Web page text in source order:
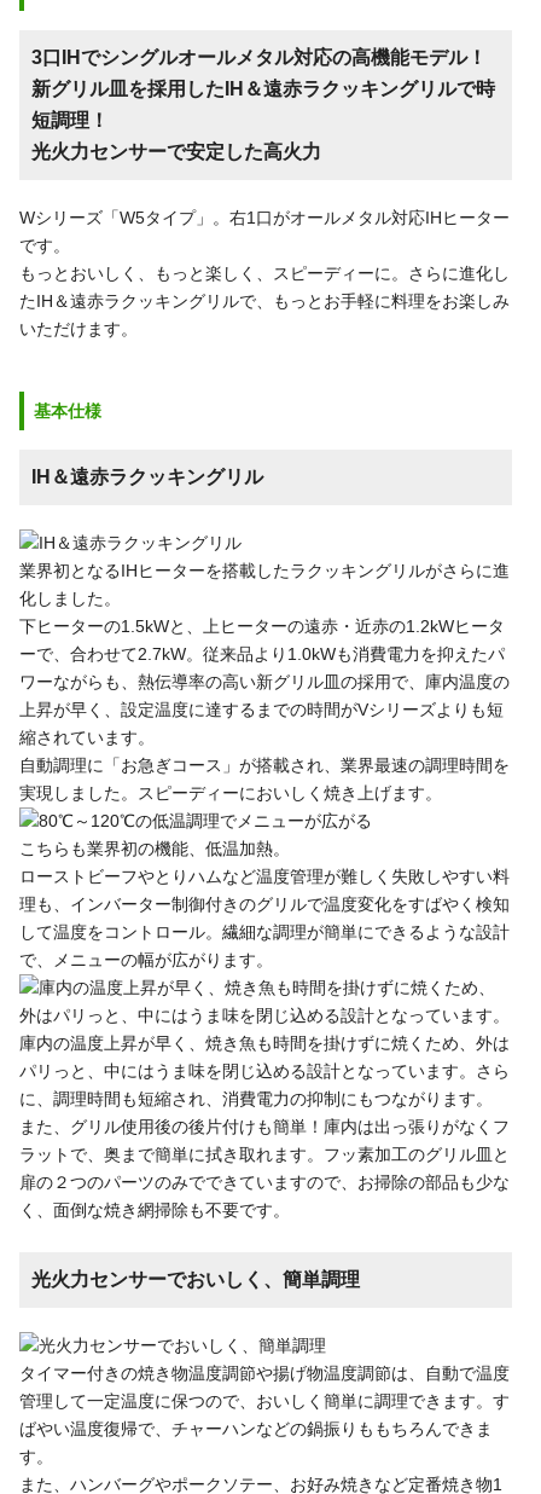
3口IHでシングルオールメタル対応の高機能モデル！
新グリル皿を採用したIH＆遠赤ラクッキングリルで時
短調理！
光火力センサーで安定した高火力
Wシリーズ「W5タイプ」。右1口がオールメタル対応IHヒーター
です。
もっとおいしく、もっと楽しく、スピーディーに。さらに進化し
たIH＆遠赤ラクッキングリルで、もっとお手軽に料理をお楽しみ
いただけます。
基本仕様
IH＆遠赤ラクッキングリル
業界初となるIHヒーターを搭載したラクッキングリルがさらに進
化しました。
下ヒーターの1.5kWと、上ヒーターの遠赤・近赤の1.2kWヒータ
ーで、合わせて2.7kW。従来品より1.0kWも消費電力を抑えたパ
ワーながらも、熱伝導率の高い新グリル皿の採用で、庫内温度の
上昇が早く、設定温度に達するまでの時間がVシリーズよりも短
縮されています。
自動調理に「お急ぎコース」が搭載され、業界最速の調理時間を
実現しました。スピーディーにおいしく焼き上げます。
こちらも業界初の機能、低温加熱。
ローストビーフやとりハムなど温度管理が難しく失敗しやすい料
理も、インバーター制御付きのグリルで温度変化をすばやく検知
して温度をコントロール。繊細な調理が簡単にできるような設計
で、メニューの幅が広がります。
庫内の温度上昇が早く、焼き魚も時間を掛けずに焼くため、外は
パリっと、中にはうま味を閉じ込める設計となっています。さら
に、調理時間も短縮され、消費電力の抑制にもつながります。
また、グリル使用後の後片付けも簡単！庫内は出っ張りがなくフ
ラットで、奥まで簡単に拭き取れます。フッ素加工のグリル皿と
扉の２つのパーツのみでできていますので、お掃除の部品も少な
く、面倒な焼き網掃除も不要です。
光火力センサーでおいしく、簡単調理
タイマー付きの焼き物温度調節や揚げ物温度調節は、自動で温度
管理して一定温度に保つので、おいしく簡単に調理できます。す
ばやい温度復帰で、チャーハンなどの鍋振りももちろんできま
す。
また、ハンバーグやポークソテー、お好み焼きなど定番焼き物1